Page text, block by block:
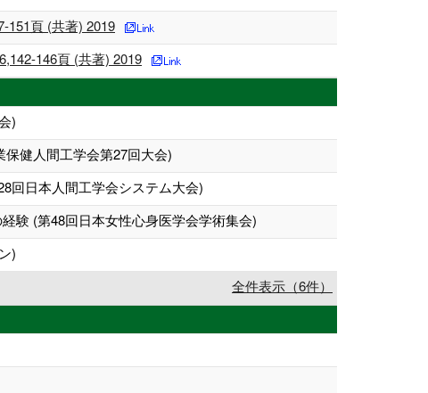
151頁 (共著) 2019
146頁 (共著) 2019
)
健人間工学会第27回大会)
回日本人間工学会システム大会)
験 (第48回日本女性心身医学会学術集会)
)
全件表示（6件）